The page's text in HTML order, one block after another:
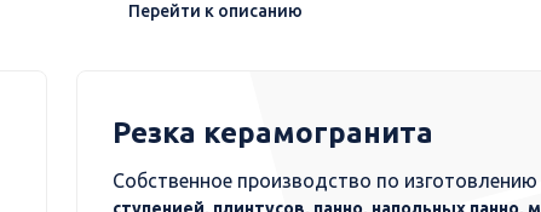
Перейти к описанию
Резка керамогранита
Собственное производство по